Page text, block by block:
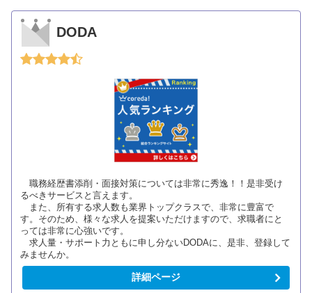
DODA
職務経歴書添削・面接対策については非常に秀逸！！是非受け
るべきサービスと言えます。
また、所有する求人数も業界トップクラスで、非常に豊富で
す。そのため、様々な求人を提案いただけますので、求職者にと
っては非常に心強いです。
求人量・サポート力ともに申し分ないDODAに、是非、登録して
みませんか。
詳細ページ